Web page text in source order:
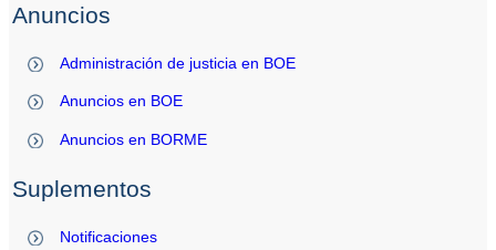
Anuncios
Administración de justicia en BOE
Anuncios en BOE
Anuncios en BORME
Suplementos
Notificaciones